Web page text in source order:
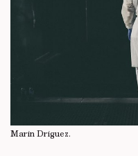
Marin Driguez.